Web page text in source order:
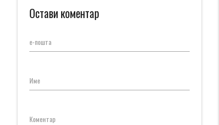
Остави коментар
е-пошта
Име
Коментар